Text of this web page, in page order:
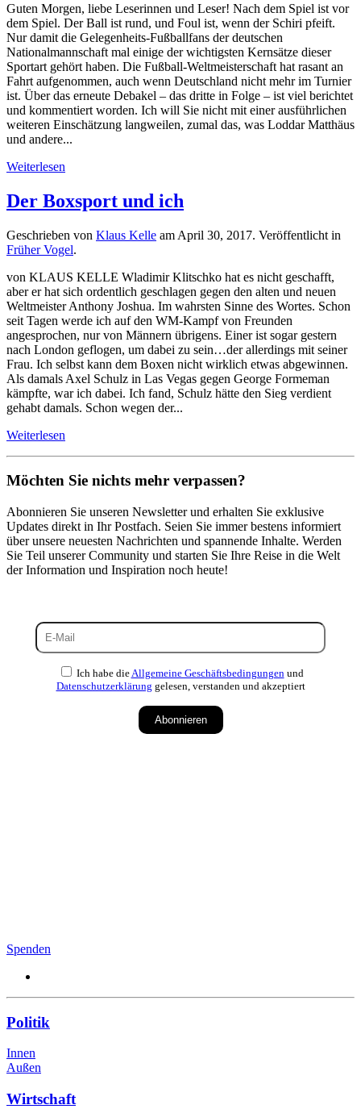
Guten Morgen, liebe Leserinnen und Leser! Nach dem Spiel ist vor
dem Spiel. Der Ball ist rund, und Foul ist, wenn der Schiri pfeift.
Nur damit die Gelegenheits-Fußballfans der deutschen
Nationalmannschaft mal einige der wichtigsten Kernsätze dieser
Sportart gehört haben. Die Fußball-Weltmeisterschaft hat rasant an
Fahrt aufgenommen, auch wenn Deutschland nicht mehr im Turnier
ist. Über das erneute Debakel – das dritte in Folge – ist viel berichtet
und kommentiert worden. Ich will Sie nicht mit einer ausführlichen
weiteren Einschätzung langweilen, zumal das, was Loddar Matthäus
und andere...
Weiterlesen
Der Boxsport und ich
Geschrieben von Klaus Kelle am April 30, 2017. Veröffentlicht in
Früher Vogel.
von KLAUS KELLE Wladimir Klitschko hat es nicht geschafft,
aber er hat sich ordentlich geschlagen gegen den alten und neuen
Weltmeister Anthony Joshua. Im wahrsten Sinne des Wortes. Schon
seit Tagen werde ich auf den WM-Kampf von Freunden
angesprochen, nur von Männern übrigens. Einer ist sogar gestern
nach London geflogen, um dabei zu sein…der allerdings mit seiner
Frau. Ich selbst kann dem Boxen nicht wirklich etwas abgewinnen.
Als damals Axel Schulz in Las Vegas gegen George Formeman
kämpfte, war ich dabei. Ich fand, Schulz hätte den Sieg verdient
gehabt damals. Schon wegen der...
Weiterlesen
Möchten Sie nichts mehr verpassen?
Abonnieren Sie unseren Newsletter und erhalten Sie exklusive
Updates direkt in Ihr Postfach. Seien Sie immer bestens informiert
über unsere neuesten Nachrichten und spannende Inhalte. Werden
Sie Teil unserer Community und starten Sie Ihre Reise in die Welt
der Information und Inspiration noch heute!
Ich habe die Allgemeine Geschäftsbedingungen und
Datenschutzerklärung gelesen, verstanden und akzeptiert
Abonnieren
Spenden
Politik
Innen
Außen
Wirtschaft